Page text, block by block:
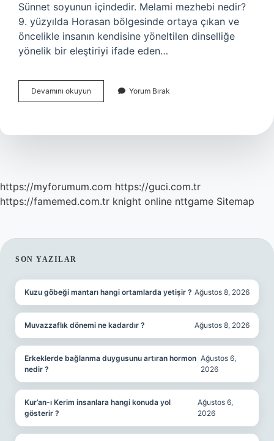
Sünnet soyunun içindedir. Melami mezhebi nedir?
9. yüzyılda Horasan bölgesinde ortaya çıkan ve
öncelikle insanın kendisine yöneltilen dinselliğe
yönelik bir eleştiriyi ifade eden…
Devamını okuyun Melamiler
Namaz
Yorum Bırak
https://myforumum.com https://guci.com.tr
https://famemed.com.tr knight online nttgame Sitemap
SIDEBAR
SON YAZILAR
Kuzu göbeği mantarı hangi ortamlarda yetişir ? Ağustos 8, 2026
Muvazzaflık dönemi ne kadardır ? Ağustos 8, 2026
Erkeklerde bağlanma duygusunu artıran hormon
nedir ?
Ağustos 6,
2026
Kur’an-ı Kerim insanlara hangi konuda yol
gösterir ?
Ağustos 6,
2026